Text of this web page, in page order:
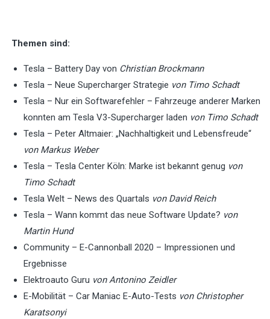
Themen sind:
Tesla – Battery Day von Christian Brockmann
Tesla – Neue Supercharger Strategie von Timo Schadt
Tesla – Nur ein Softwarefehler – Fahrzeuge anderer Marken
konnten am Tesla V3-Supercharger laden von Timo Schadt
Tesla – Peter Altmaier: „Nachhaltigkeit und Lebensfreude“
von Markus Weber
Tesla – Tesla Center Köln: Marke ist bekannt genug von
Timo Schadt
Tesla Welt – News des Quartals von David Reich
Tesla – Wann kommt das neue Software Update? von
Martin Hund
Community – E-Cannonball 2020 – Impressionen und
Ergebnisse
Elektroauto Guru von Antonino Zeidler
E-Mobilität – Car Maniac E-Auto-Tests von Christopher
Karatsonyi